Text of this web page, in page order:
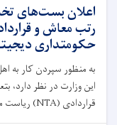
اعلان بست‌های
حکومتداری
به منظور سپردن کار به
قراردادی (NTA) ریاست محترم عمومی حکومتداری دیجیتلی. . . .